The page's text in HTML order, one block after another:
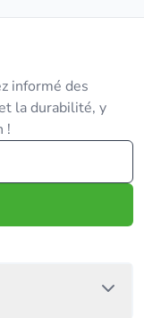
informé des
la durabilité, y
!